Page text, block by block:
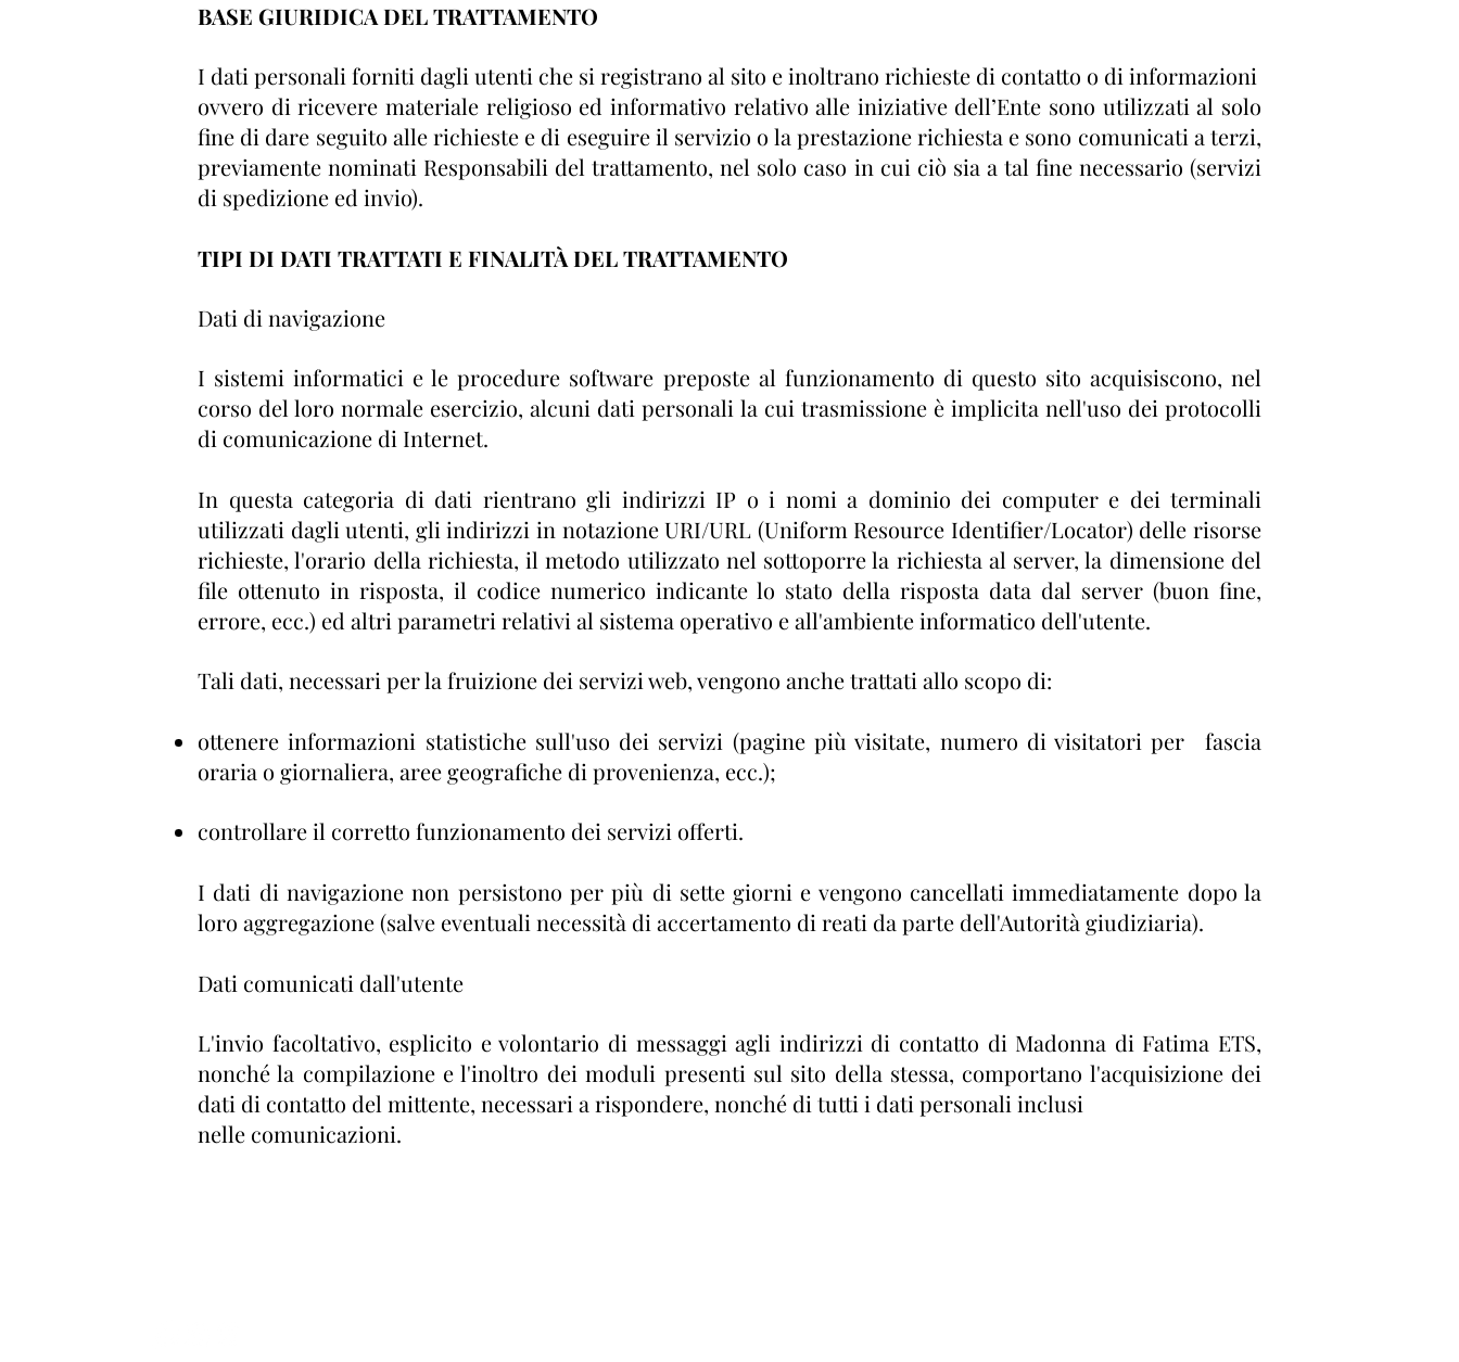
BASE GIURIDICA DEL TRATTAMENTO
I dati personali forniti dagli utenti che si registrano al sito e inoltrano richieste di contatto o di informazioni
ovvero di ricevere materiale religioso ed informativo relativo alle iniziative dell’Ente sono utilizzati al solo
fine di dare seguito alle richieste e di eseguire il servizio o la prestazione richiesta e sono comunicati a terzi,
previamente nominati Responsabili del trattamento, nel solo caso in cui ciò sia a tal fine necessario (servizi
di spedizione ed invio).
TIPI DI DATI TRATTATI E FINALITÀ DEL TRATTAMENTO
Dati di navigazione
I sistemi informatici e le procedure software preposte al funzionamento di questo sito acquisiscono, nel
corso del loro normale esercizio, alcuni dati personali la cui trasmissione è implicita nell'uso dei protocolli
di comunicazione di Internet.
In questa categoria di dati rientrano gli indirizzi IP o i nomi a dominio dei computer e dei terminali
utilizzati dagli utenti, gli indirizzi in notazione URI/URL (Uniform Resource Identifier/Locator) delle risorse
richieste, l'orario della richiesta, il metodo utilizzato nel sottoporre la richiesta al server, la dimensione del
file ottenuto in risposta, il codice numerico indicante lo stato della risposta data dal server (buon fine,
errore, ecc.) ed altri parametri relativi al sistema operativo e all'ambiente informatico dell'utente.
Tali dati, necessari per la fruizione dei servizi web, vengono anche trattati allo scopo di:
ottenere informazioni statistiche sull'uso dei servizi (pagine più visitate, numero di visitatori per
fascia
oraria o giornaliera, aree geografiche di provenienza, ecc.);
controllare il corretto funzionamento dei servizi offerti.
I dati di navigazione non persistono per più di sette giorni e vengono cancellati immediatamente dopo la
loro aggregazione (salve eventuali necessità di accertamento di reati da parte dell'Autorità giudiziaria).
Dati comunicati dall'utente
L'invio facoltativo, esplicito e volontario di messaggi agli indirizzi di contatto di Madonna di Fatima ETS,
nonché la compilazione e l'inoltro dei moduli presenti sul sito della stessa, comportano l'acquisizione dei
dati di contatto del mittente, necessari a rispondere, nonché di tutti i dati personali inclusi
nelle comunicazioni.